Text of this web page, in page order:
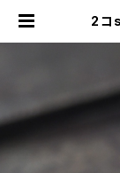
2コ